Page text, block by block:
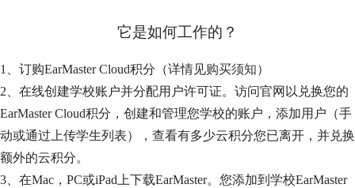
它是如何工作的？
1、订购EarMaster Cloud积分（详情见购买须知）
2、在线创建学校账户并分配用户许可证。访问官网以兑换您的
EarMaster Cloud积分，创建和管理您学校的账户，添加用户（手
动或通过上传学生列表），查看有多少云积分您已离开，并兑换
额外的云积分。
3、在Mac，PC或iPad上下载EarMaster。您添加到学校EarMaster